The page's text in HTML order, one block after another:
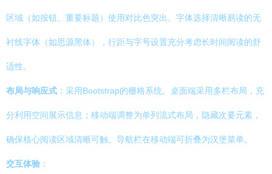
区域（如按钮、重要标题）使用对比色突出。字体选择清晰易读的无
衬线字体（如思源黑体），行距与字号设置充分考虑长时间阅读的舒
适性。
布局与响应式 ：采用Bootstrap的栅格系统。桌面端采用多栏布局，充
分利用空间展示信息；移动端调整为单列流式布局，隐藏次要元素，
确保核心阅读区域清晰可触。导航栏在移动端可折叠为汉堡菜单。
交互体验 ：